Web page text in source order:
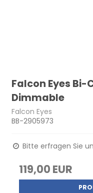
Falcon Eyes Bi-
Dimmable
Falcon Eyes
BB-2905973
Bitte erfragen Sie
119,00 EUR